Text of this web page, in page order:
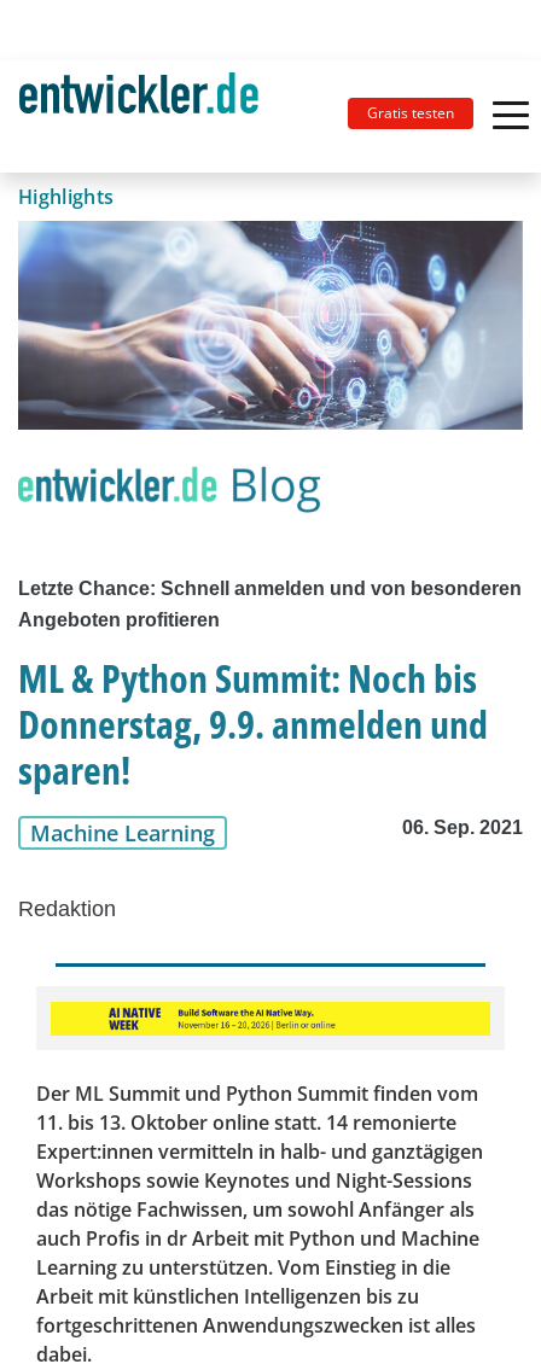
Gratis testen
Highlights
Letzte Chance: Schnell anmelden und von besonderen
Angeboten profitieren
ML & Python Summit: Noch bis
Donnerstag, 9.9. anmelden und
sparen!
Machine Learning 06. Sep. 2021
Redaktion
Der ML Summit und Python Summit finden vom
11. bis 13. Oktober online statt. 14 remonierte
Expert:innen vermitteln in halb- und ganztägigen
Workshops sowie Keynotes und Night-Sessions
das nötige Fachwissen, um sowohl Anfänger als
auch Profis in dr Arbeit mit Python und Machine
Learning zu unterstützen. Vom Einstieg in die
Arbeit mit künstlichen Intelligenzen bis zu
fortgeschrittenen Anwendungszwecken ist alles
dabei.